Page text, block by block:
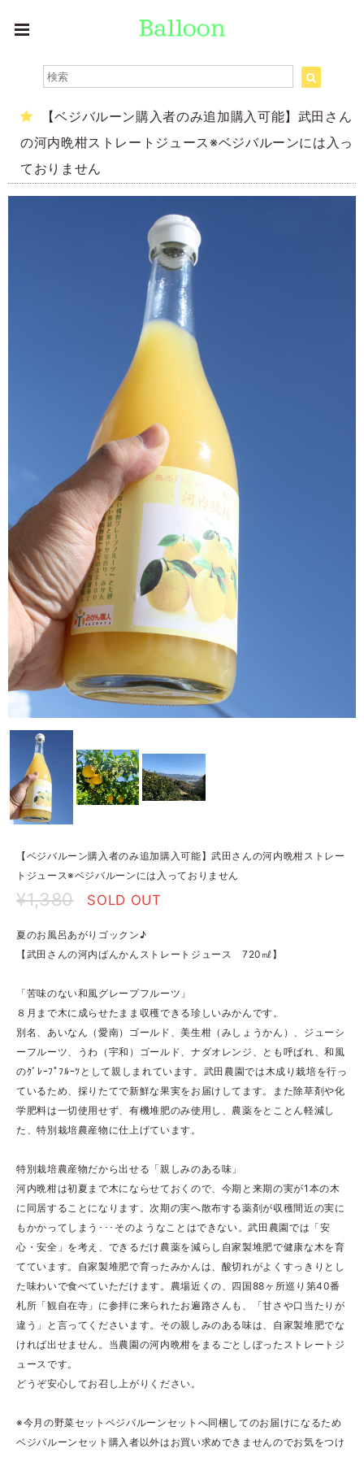
【ベジバルーン購入者のみ追加購入可能】武田さん
の河内晩柑ストレートジュース※ベジバルーンには入っ
ておりません
【ベジバルーン購入者のみ追加購入可能】武田さんの河内晩柑ストレー
トジュース※ベジバルーンには入っておりません
¥1,380 SOLD OUT
夏のお風呂あがりゴックン♪
【武田さんの河内ばんかんストレートジュース 720㎖】
「苦味のない和風グレープフルーツ」
８月まで木に成らせたまま収穫できる珍しいみかんです。
別名、あいなん（愛南）ゴールド、美生柑（みしょうかん）、ジューシ
ーフルーツ、うわ（宇和）ゴールド、ナダオレンジ、とも呼ばれ、和風
のｸﾞﾚｰﾌﾟﾌﾙｰﾂとして親しまれています。武田農園では木成り栽培を行っ
ているため、採りたてで新鮮な果実をお届けしてます。また除草剤や化
学肥料は一切使用せず、有機堆肥のみ使用し、農薬をとことん軽減し
た、特別栽培農産物に仕上げています。
特別栽培農産物だから出せる「親しみのある味」
河内晩柑は初夏まで木にならせておくので、今期と来期の実が1本の木
に同居することになります。次期の実へ散布する薬剤が収穫間近の実に
もかかってしまう･･･そのようなことはできない。武田農園では「安
心・安全」を考え、できるだけ農薬を減らし自家製堆肥で健康な木を育
てています。自家製堆肥で育ったみかんは、酸切れがよくすっきりとし
た味わいで食べていただけます。農場近くの、四国88ヶ所巡り第40番
札所「観自在寺」に参拝に来られたお遍路さんも、「甘さや口当たりが
違う」と言ってくださいます。その親しみのある味は、自家製堆肥でな
ければ出せません。当農園の河内晩柑をまるごとしぼったストレートジ
ュースです。
どうぞ安心してお召し上がりください。
※今月の野菜セットベジバルーンセットへ同梱してのお届けになるため
ベジバルーンセット購入者以外はお買い求めできませんのでお気をつけ